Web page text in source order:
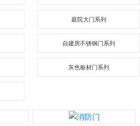
庭院大门系列
自建房不锈钢门系列
灰色板材门系列